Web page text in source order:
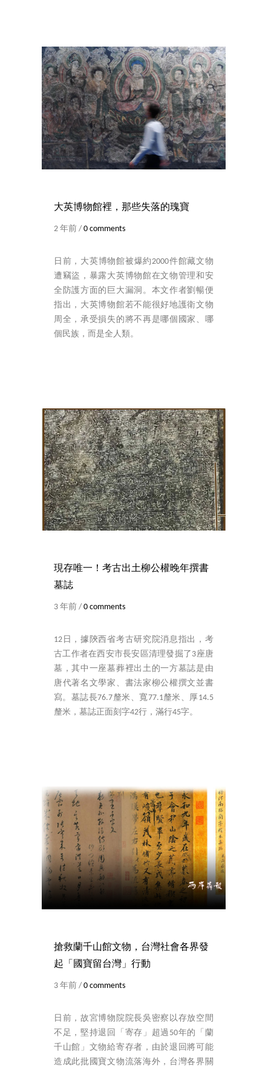
大英博物館裡，那些失落的瑰寶
2 年前 /0 comments
日前，大英博物館被爆約2000件館藏文物
遭竊盜，暴露大英博物館在文物管理和安
全防護方面的巨大漏洞。本文作者劉暢便
指出，大英博物館若不能很好地護衛文物
周全，承受損失的將不再是哪個國家、哪
個民族，而是全人類。
現存唯一！考古出土柳公權晚年撰書
墓誌
3 年前 / 0 comments
12日，據陝西省考古研究院消息指出，考
古工作者在西安市長安區清理發掘了3座唐
墓，其中一座墓葬裡出土的一方墓誌是由
唐代著名文學家、書法家柳公權撰文並書
寫。墓誌長76.7釐米、寬77.1釐米、厚14.5
釐米，墓誌正面刻字42行，滿行45字。
搶救蘭千山館文物，台灣社會各界發
起「國寶留台灣」行動
3 年前 /0 comments
日前，故宮博物院院長吳密察以存放空間
不足，堅持退回「寄存」超過50年的「蘭
千山館」文物給寄存者，由於退回將可能
造成此批國寶文物流落海外，台灣各界關